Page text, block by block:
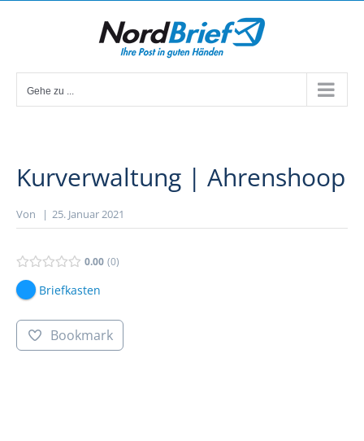
Gehe zu ...
Kurverwaltung | Ahrenshoop
Von | 25. Januar 2021
0.00 0
Briefkasten
Bookmark